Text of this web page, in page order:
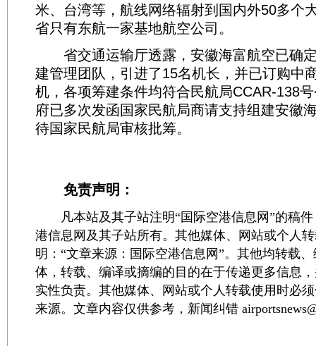
米、台湾等，航线网络辐射到国内外50多个
省只有东航一家基地航空公司。
省交通运输厅透露，安徽海富航空已确
建管理团队，引进了15名机长，并已订购中
机，各项筹建条件均符合民航局CCAR-138
府已多次发函国家民航局商请支持组建安徽
待国家民航局审核批筹。
免责声明：
凡本站及其子站注明“国际空港信息网”的稿件
港信息网及其子站所有。其他媒体、网站或个人
明：“文章来源：国际空港信息网”。其他均转载
体，转载、编译或摘编的目的在于传递更多信息
实性负责。其他媒体、网站或个人转载使用时必
来源。文章内容仅供参考，新闻纠错